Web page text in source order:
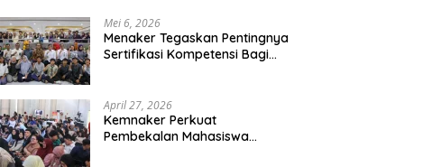
Mei 6, 2026
Menaker Tegaskan Pentingnya
Sertifikasi Kompetensi Bagi
April 27, 2026
Kemnaker Perkuat
Pembekalan Mahasiswa